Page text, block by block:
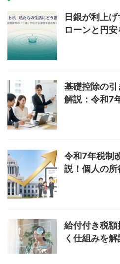
日銀が利上
ローンと円
基礎控除の引
解説：令和7
令和7年税制
説！個人の
給付付き税
く仕組みを解